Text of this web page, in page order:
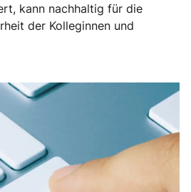
kann nachhaltig für die
der Kolleginnen und